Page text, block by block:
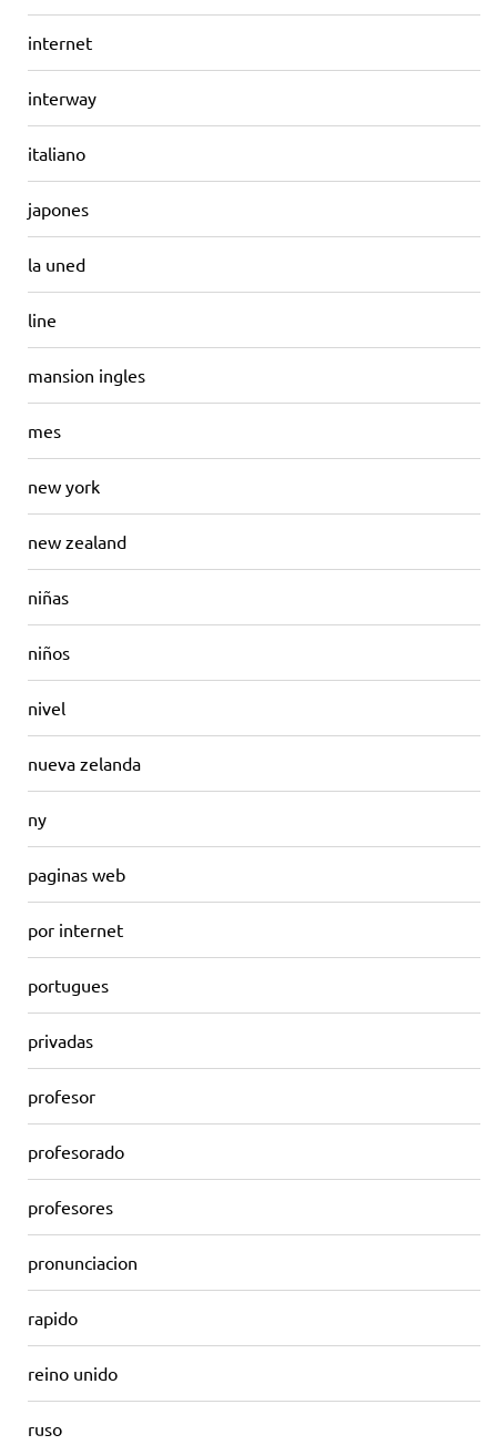
internet
interway
italiano
japones
la uned
line
mansion ingles
mes
new york
new zealand
niñas
niños
nivel
nueva zelanda
ny
paginas web
por internet
portugues
privadas
profesor
profesorado
profesores
pronunciacion
rapido
reino unido
ruso